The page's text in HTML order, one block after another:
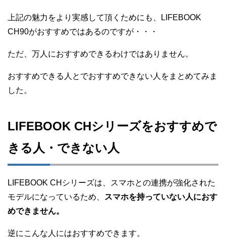
上記の魅力をより実感して頂くためにも、LIFEBOOK
CH90がおすすめではあるのですが・・・
ただ、万人におすすめできるわけではありません。
おすすめできる人とでおすすめできない人をまとめてみま
した。
LIFEBOOK CHシリーズをおすすめで
きる人・できない人
LIFEBOOK CHシリーズは、スマホとの連携が強化された
モデルになっているため、
スマホを持っていない人におす
めできません。
逆にこんな人にはおすすめできます。